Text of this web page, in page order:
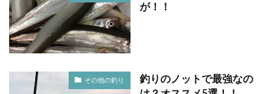
が！！
その他の釣り
釣りのノットで最強なの